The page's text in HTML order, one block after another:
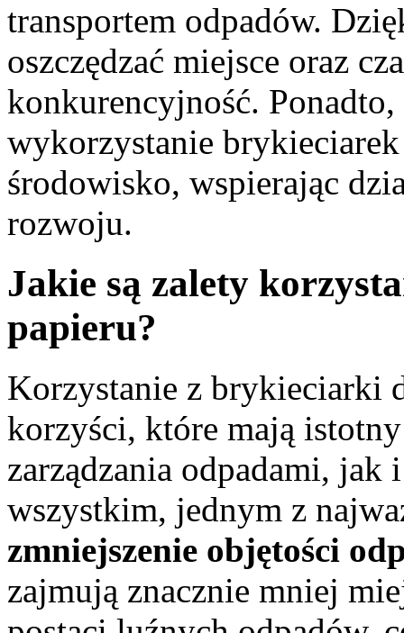
transportem odpadów.
oszczędzać miejsce oraz
konkurencyjność.
wykorzystanie
środowisko, wspierając
rozwoju.
Jakie są zalety
papieru?
Korzystanie z brykieciarki
korzyści, które mają
zarządzania odpadami, jak
wszystkim, jednym z
zmniejszenie objętości
zajmują znacznie mniej